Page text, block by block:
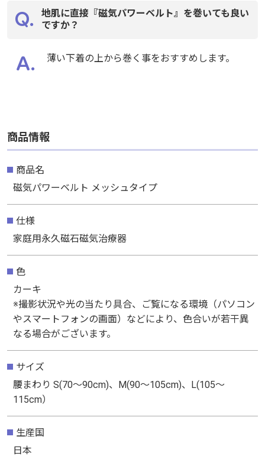
地肌に直接『磁気パワーベルト』を巻いても良い
ですか？
薄い下着の上から巻く事をおすすめします。
商品情報
商品名
磁気パワーベルト メッシュタイプ
仕様
家庭用永久磁石磁気治療器
色
カーキ
※撮影状況や光の当たり具合、ご覧になる環境（パソコン
やスマートフォンの画面）などにより、色合いが若干異
なる場合がございます。
サイズ
腰まわり S(70～90cm)、M(90～105cm)、L(105～
115cm）
生産国
日本
地肌に直接『磁気パワーベルト』を巻いても良い
ですか？
薄い下着の上から巻く事をおすすめします。
商品情報
商品名
磁気パワーベルト メッシュタイプ
仕様
家庭用永久磁石磁気治療器
色
カーキ
※撮影状況や光の当たり具合、ご覧になる環境（パソコン
やスマートフォンの画面）などにより、色合いが若干異
なる場合がございます。
サイズ
腰まわり S(70～90cm)、M(90～105cm)、L(105～
115cm）
生産国
日本